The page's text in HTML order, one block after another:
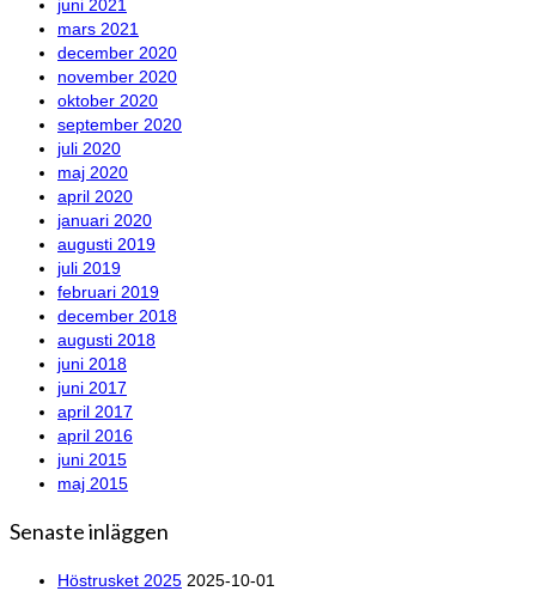
juni 2021
mars 2021
december 2020
november 2020
oktober 2020
september 2020
juli 2020
maj 2020
april 2020
januari 2020
augusti 2019
juli 2019
februari 2019
december 2018
augusti 2018
juni 2018
juni 2017
april 2017
april 2016
juni 2015
maj 2015
Senaste inläggen
Höstrusket 2025 2025-10-01